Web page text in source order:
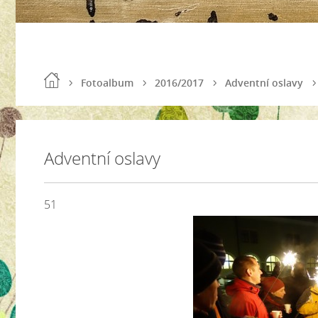
Fotoalbum 2016/2017 Adventní oslavy
Adventní oslavy
51